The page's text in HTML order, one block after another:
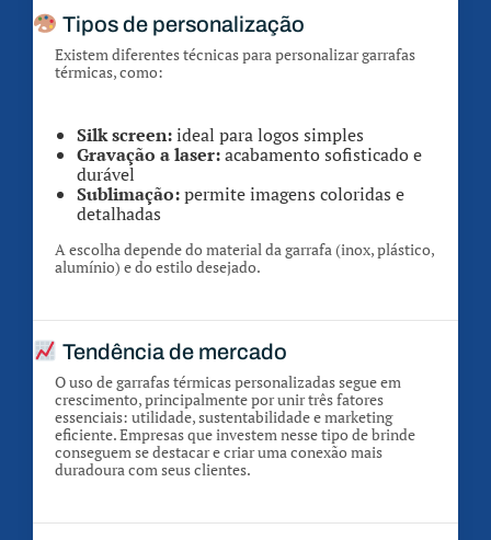
Tipos de personalização
Existem diferentes técnicas para personalizar garrafas
térmicas, como:
Silk screen:ideal para logos simples
Gravação a laser:acabamento sofisticado e
durável
Sublimação:permite imagens coloridas e
detalhadas
A escolha depende do material da garrafa (inox, plástico,
alumínio) e do estilo desejado.
Tendência de mercado
O uso de garrafas térmicas personalizadas segue em
crescimento, principalmente por unir três fatores
essenciais: utilidade, sustentabilidade e marketing
eficiente. Empresas que investem nesse tipo de brinde
conseguem se destacar e criar uma conexão mais
duradoura com seus clientes.